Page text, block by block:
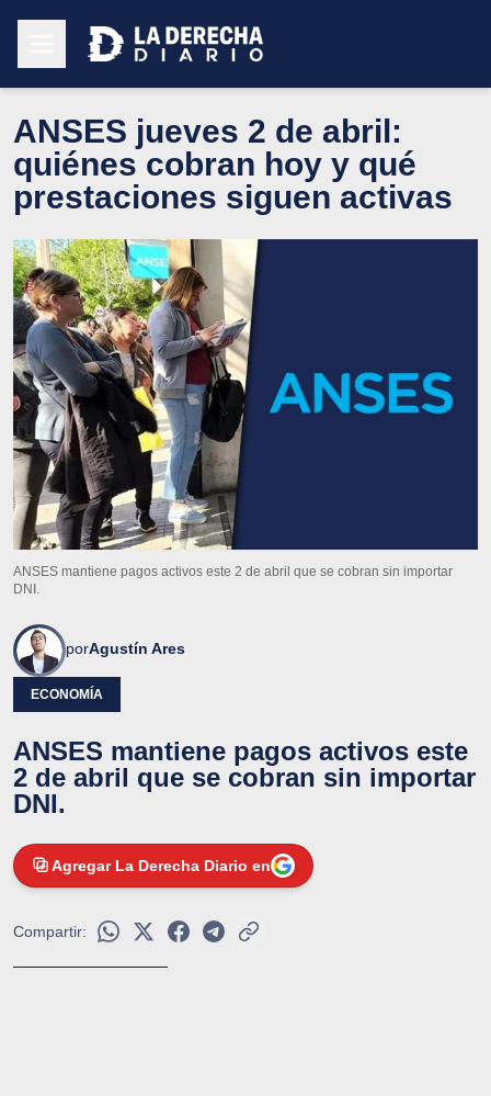
ANSES jueves 2 de abril:
quiénes cobran hoy y qué
prestaciones siguen activas
ANSES mantiene pagos activos este 2 de abril que se cobran sin importar
DNI.
porAgustín Ares
ECONOMÍA
ANSES mantiene pagos activos este
2 de abril que se cobran sin importar
DNI.
Agregar La Derecha Diario en
Compartir: